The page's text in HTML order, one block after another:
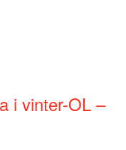
i vinter-OL –